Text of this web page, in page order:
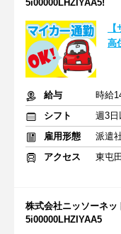
5i00000LHZIYAA5!
高
給与
時給
シフト
週3日
雇用形態
派遣
アクセス
東屯
株式会社ニッソーネ
5i00000LHZIYAA5